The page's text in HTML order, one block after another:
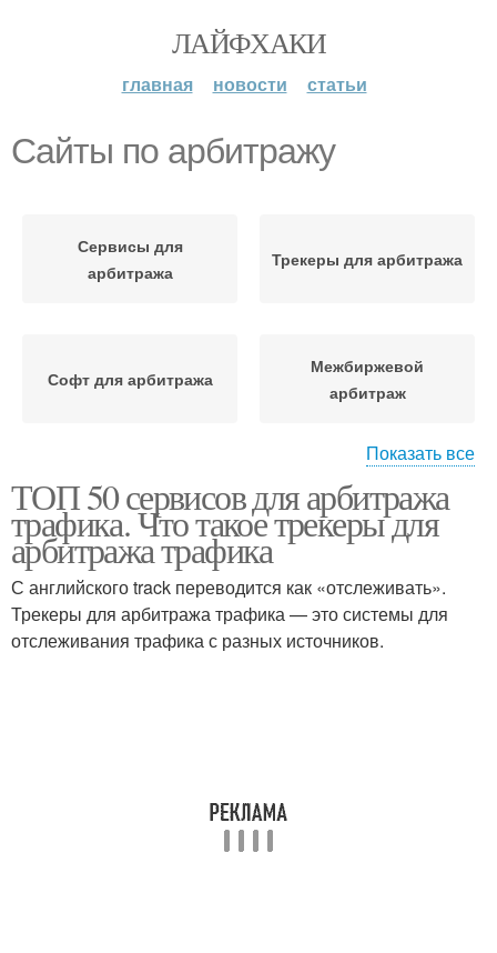
ЛАЙФХАКИ
главная новости статьи
Сайты по арбитражу
Сервисы для
арбитража
Трекеры для арбитража
Софт для арбитража
Межбиржевой
арбитраж
Внутрибиржевой
арбитраж
Классический арбитраж
Сайты для арбитража
Spy-сервисы для
арбитража
Показать все
ТОП 50 сервисов для арбитража
трафика. Что такое трекеры для
арбитража трафика
С английского track переводится как «отслеживать».
Трекеры для арбитража трафика — это системы для
отслеживания трафика с разных источников.